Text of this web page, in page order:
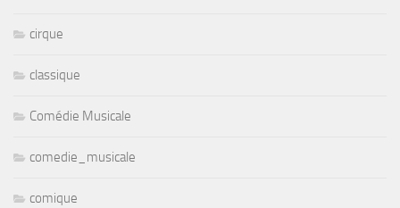
cirque
classique
Comédie Musicale
comedie_musicale
comique